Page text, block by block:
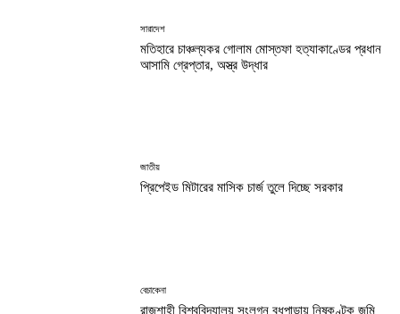
সারাদেশ
মতিহারে চাঞ্চল্যকর গোলাম মোস্তফা হত্যাকাণ্ডের প্রধান
আসামি গ্রেপ্তার, অস্ত্র উদ্ধার
জাতীয়
প্রিপেইড মিটারের মাসিক চার্জ তুলে দিচ্ছে সরকার
বেচাকেনা
রাজশাহী বিশ্ববিদ্যালয় সংলগ্ন বুধপাড়ায় নিষ্কণ্টক জমি